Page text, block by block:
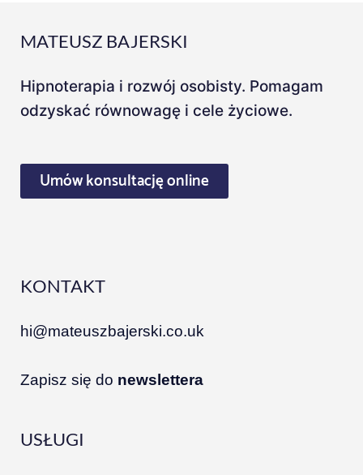
MATEUSZ BAJERSKI
Hipnoterapia i rozwój osobisty. Pomagam
odzyskać równowagę i cele życiowe.
Umów konsultację online
KONTAKT
hi@mateuszbajerski.co.uk
Zapisz się do newslettera
USŁUGI